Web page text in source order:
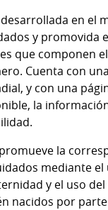
en el
y promovida
que componen
Cuenta con
y con una
la
la
mediante el
y el uso
nacidos por